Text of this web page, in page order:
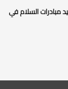
مبادرات السلام في